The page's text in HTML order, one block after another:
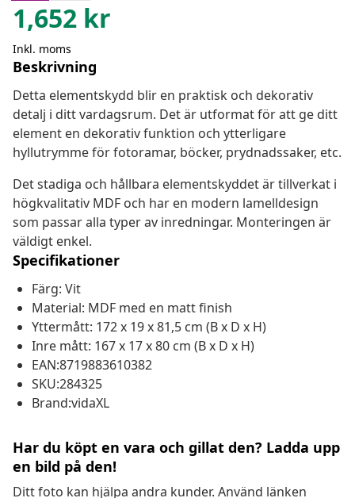
1,652 kr
Inkl. moms
Beskrivning
Detta elementskydd blir en praktisk och dekorativ
detalj i ditt vardagsrum. Det är utformat för att ge ditt
element en dekorativ funktion och ytterligare
hyllutrymme för fotoramar, böcker, prydnadssaker, etc.
Det stadiga och hållbara elementskyddet är tillverkat i
högkvalitativ MDF och har en modern lamelldesign
som passar alla typer av inredningar. Monteringen är
väldigt enkel.
Specifikationer
Färg: Vit
Material: MDF med en matt finish
Yttermått: 172 x 19 x 81,5 cm (B x D x H)
Inre mått: 167 x 17 x 80 cm (B x D x H)
EAN:8719883610382
SKU:284325
Brand:vidaXL
Har du köpt en vara och gillat den? Ladda upp
en bild på den!
Ditt foto kan hjälpa andra kunder. Använd länken